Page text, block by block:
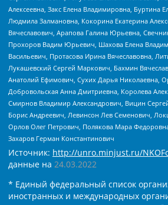
Алексеевна, Закс Елена Владимировна, Буртина
Людмила Залмановна, Кокорина Екатерина
Вячеславович, Арапова Галина Юрьевна,
Прохоров Вадим Юрьевич, Шахова Елена
Васильевич, Протасова Ирина Вячеславовна,
Лукашевский Сергей Маркович, Бахмин
Анатолий Ефимович, Сухих Дарья Николаевна,
Добровольская Анна Дмитриевна, Королева
Смирнов Владимир Александрович, Вицин
Борис Андреевич, Левинсон Лев Семенович,
Орлов Олег Петрович, Полякова Мара
Захаров Герман Константинович
Источник: http://unro.minjust.ru/
данные на 24.03.2022
* Единый федеральный список
иностранных и международных